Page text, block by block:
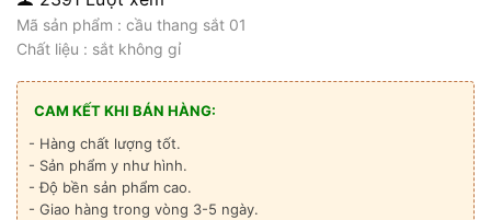
Mã sản phẩm : cầu thang sắt 01
Chất liệu : sắt không gỉ
CAM KẾT KHI BÁN HÀNG:
- Hàng chất lượng tốt.
- Sản phẩm y như hình.
- Độ bền sản phẩm cao.
- Giao hàng trong vòng 3-5 ngày.